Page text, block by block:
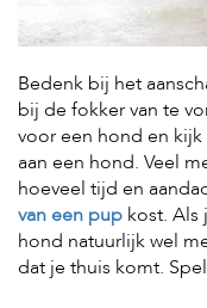
r
o
n
d
e
n
K
a
t
t
Bedenk bij het
bij de fokker van te
voor een hond en
aan een hond. Veel
hoeveel tijd en
van een pup kost. Als
hond natuurlijk wel
dat je thuis komt.